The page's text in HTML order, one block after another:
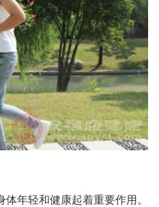
年轻和健康起着重要作用。